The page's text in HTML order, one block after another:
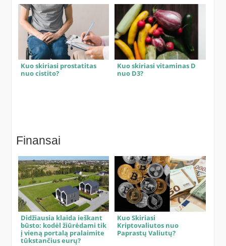
Kuo skiriasi prostatitas
nuo cistito?
Kuo skiriasi vitaminas D
nuo D3?
Finansai
Didžiausia klaida ieškant
būsto: kodėl žiūrėdami tik
į vieną portalą pralaimite
tūkstančius eurų?
Kuo Skiriasi
Kriptovaliutos nuo
Paprastų Valiutų?